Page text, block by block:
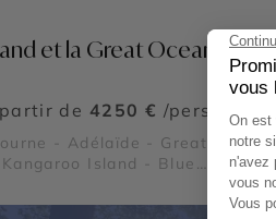
et la Great Ocean
de 4250 € /pers
- Adélaïde - Great
Island - Blue